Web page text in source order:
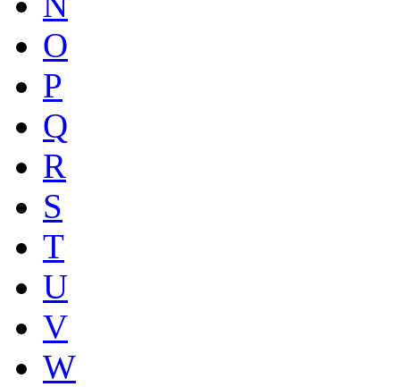
O
P
Q
R
S
T
U
V
W